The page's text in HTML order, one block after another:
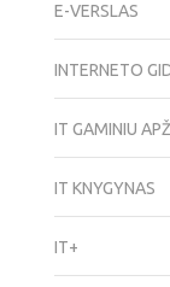
E-VERSLAS
INTERNETO
IT GAMINIU
IT KNYGYNAS
IT+